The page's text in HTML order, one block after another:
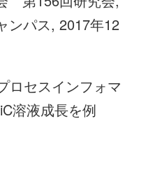
ンパス, 2017年12
ロセスインフォマ
溶液成長を例